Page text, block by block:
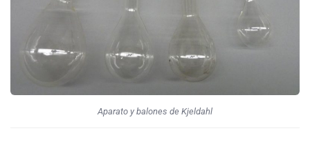
Aparato y balones de Kjeldahl